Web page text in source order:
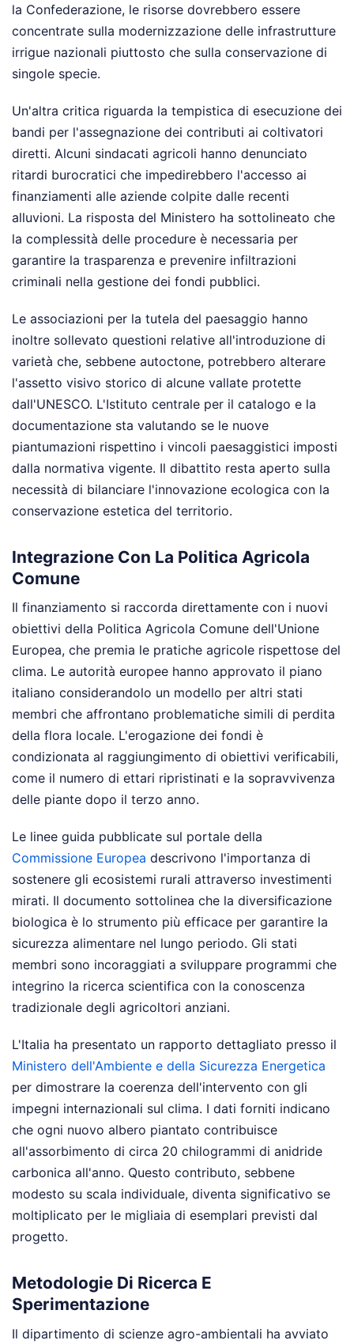
la Confederazione, le risorse dovrebbero essere
concentrate sulla modernizzazione delle infrastrutture
irrigue nazionali piuttosto che sulla conservazione di
singole specie.
Un'altra critica riguarda la tempistica di esecuzione dei
bandi per l'assegnazione dei contributi ai coltivatori
diretti. Alcuni sindacati agricoli hanno denunciato
ritardi burocratici che impedirebbero l'accesso ai
finanziamenti alle aziende colpite dalle recenti
alluvioni. La risposta del Ministero ha sottolineato che
la complessità delle procedure è necessaria per
garantire la trasparenza e prevenire infiltrazioni
criminali nella gestione dei fondi pubblici.
Le associazioni per la tutela del paesaggio hanno
inoltre sollevato questioni relative all'introduzione di
varietà che, sebbene autoctone, potrebbero alterare
l'assetto visivo storico di alcune vallate protette
dall'UNESCO. L'Istituto centrale per il catalogo e la
documentazione sta valutando se le nuove
piantumazioni rispettino i vincoli paesaggistici imposti
dalla normativa vigente. Il dibattito resta aperto sulla
necessità di bilanciare l'innovazione ecologica con la
conservazione estetica del territorio.
Integrazione Con La Politica Agricola
Comune
Il finanziamento si raccorda direttamente con i nuovi
obiettivi della Politica Agricola Comune dell'Unione
Europea, che premia le pratiche agricole rispettose del
clima. Le autorità europee hanno approvato il piano
italiano considerandolo un modello per altri stati
membri che affrontano problematiche simili di perdita
della flora locale. L'erogazione dei fondi è
condizionata al raggiungimento di obiettivi verificabili,
come il numero di ettari ripristinati e la sopravvivenza
delle piante dopo il terzo anno.
Le linee guida pubblicate sul portale della
Commissione Europea descrivono l'importanza di
sostenere gli ecosistemi rurali attraverso investimenti
mirati. Il documento sottolinea che la diversificazione
biologica è lo strumento più efficace per garantire la
sicurezza alimentare nel lungo periodo. Gli stati
membri sono incoraggiati a sviluppare programmi che
integrino la ricerca scientifica con la conoscenza
tradizionale degli agricoltori anziani.
L'Italia ha presentato un rapporto dettagliato presso il
Ministero dell'Ambiente e della Sicurezza Energetica
per dimostrare la coerenza dell'intervento con gli
impegni internazionali sul clima. I dati forniti indicano
che ogni nuovo albero piantato contribuisce
all'assorbimento di circa 20 chilogrammi di anidride
carbonica all'anno. Questo contributo, sebbene
modesto su scala individuale, diventa significativo se
moltiplicato per le migliaia di esemplari previsti dal
progetto.
Metodologie Di Ricerca E
Sperimentazione
Il dipartimento di scienze agro-ambientali ha avviato